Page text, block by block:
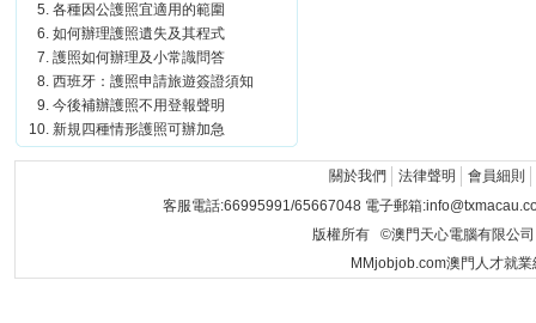
各種因公護照宜適用的範圍
如何辦理護照遺失及其程式
護照如何辦理及小常識問答
西班牙：護照申請旅遊簽證須知
今後補辦護照不用登報聲明
新規四種情形護照可辦加急
關於我們 法律聲明
會員細則
客服電話:66995991/65667048 電子郵箱
版權所有 ©澳門天心電腦有限公
MMjobjob.com澳門人才就